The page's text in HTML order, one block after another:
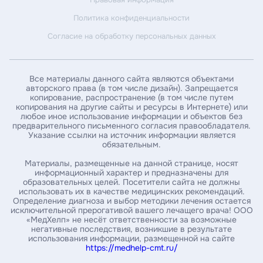
Политика конфиденциальности
Согласие на обработку персональных данных
Все материалы данного сайта являются объектами
авторского права (в том числе дизайн). Запрещается
копирование, распространение (в том числе путем
копирования на другие сайты и ресурсы в Интернете) или
любое иное использование информации и объектов без
предварительного письменного согласия правообладателя.
Указание ссылки на источник информации является
обязательным.
Материалы, размещенные на данной странице, носят
информационный характер и предназначены для
образовательных целей. Посетители сайта не должны
использовать их в качестве медицинских рекомендаций.
Определение диагноза и выбор методики лечения остается
исключительной прерогативой вашего лечащего врача! ООО
«МедХелп» не несёт ответственности за возможные
негативные последствия, возникшие в результате
использования информации, размещенной на сайте
https://medhelp-cmt.ru/
Введите дату рождения*
Введите номер амбулаторной карты
За какой год / годы вы хотите получить справку *
Укажите почту, на которую нужно выслать справку*
Введите ваш номер телефона